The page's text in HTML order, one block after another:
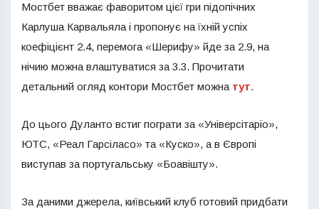
Мостбет вважає фаворитом цієї гри підопічних
Карлуша Карвальяла і пропонує на їхній успіх
коефіцієнт 2.4, перемога «Шерифу» йде за 2.9, на
нічию можна влаштуватися за 3.3. Прочитати
детальний огляд контори Мостбет можна тут.
До цього Дуланто встиг пограти за «Універсітаріо»,
ЮТС, «Реал Гарсіласо» та «Куско», а в Європі
виступав за португальську «Боавішту».
За даними джерела, київський клуб готовий придбати